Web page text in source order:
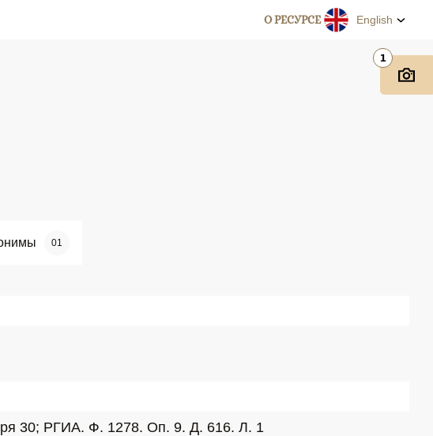
О РЕСУРСЕ English
01
30; РГИА. Ф. 1278. Оп. 9. Д. 616. Л. 1
1